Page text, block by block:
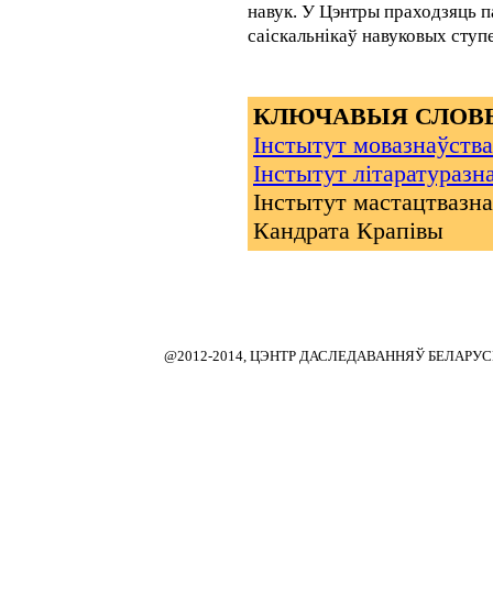
навук. У Цэнтры праходзяць
саіскальнікаў навуковых
КЛЮЧАВЫЯ
Інстытут
Iнстытут
Iнстытут
Кандрата Крапівы
@2012-2014, ЦЭНТР ДАСЛЕДАВАННЯЎ